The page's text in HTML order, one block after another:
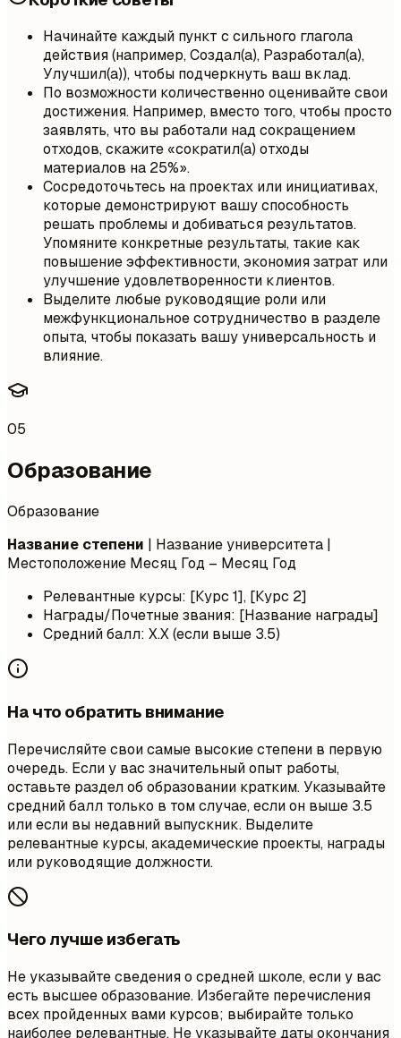
Начинайте каждый пункт с сильного глагола
действия (например, Создал(а), Разработал(а),
Улучшил(а)), чтобы подчеркнуть ваш вклад.
По возможности количественно оценивайте свои
достижения. Например, вместо того, чтобы просто
заявлять, что вы работали над сокращением
отходов, скажите «сократил(а) отходы
материалов на 25%».
Сосредоточьтесь на проектах или инициативах,
которые демонстрируют вашу способность
решать проблемы и добиваться результатов.
Упомяните конкретные результаты, такие как
повышение эффективности, экономия затрат или
улучшение удовлетворенности клиентов.
Выделите любые руководящие роли или
межфункциональное сотрудничество в разделе
опыта, чтобы показать вашу универсальность и
влияние.
05
Образование
Образование
Название степени | Название университета |
Местоположение Месяц Год – Месяц Год
Релевантные курсы: [Курс 1], [Курс 2]
Награды/Почетные звания: [Название награды]
Средний балл: X.X (если выше 3.5)
На что обратить внимание
Перечисляйте свои самые высокие степени в первую
очередь. Если у вас значительный опыт работы,
оставьте раздел об образовании кратким. Указывайте
средний балл только в том случае, если он выше 3.5
или если вы недавний выпускник. Выделите
релевантные курсы, академические проекты, награды
или руководящие должности.
Чего лучше избегать
Не указывайте сведения о средней школе, если у вас
есть высшее образование. Избегайте перечисления
всех пройденных вами курсов; выбирайте только
наиболее релевантные. Не указывайте даты окончания